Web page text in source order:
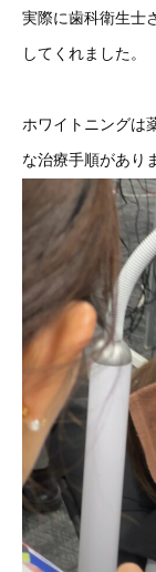
実際に歯科衛生士
してくれました。
ホワイトニングは
な治療手順があり